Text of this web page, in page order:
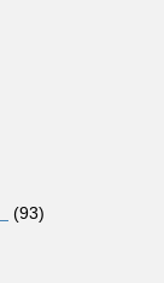
(93)